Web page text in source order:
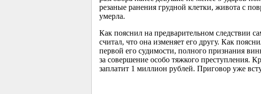
резаные ранения грудной клетки, живота с
умерла.
Как пояснил на предварительном следствии
считал, что она изменяет его другу. Как
первой его судимости, полного признания
за совершение особо тяжкого преступления.
заплатит 1 миллион рублей. Приговор уже